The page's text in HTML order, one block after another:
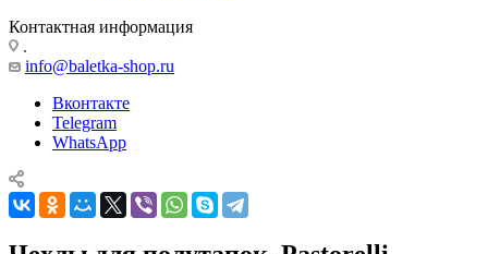
Контактная информация
.
info@baletka-shop.ru
Вконтакте
Telegram
WhatsApp